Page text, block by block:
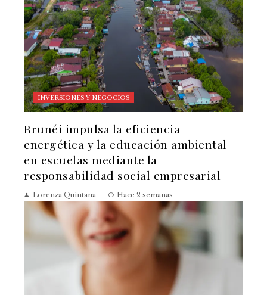
INVERSIONES Y NEGOCIOS
Brunéi impulsa la eficiencia
energética y la educación ambiental
en escuelas mediante la
responsabilidad social empresarial
Lorenza Quintana Hace 2 semanas